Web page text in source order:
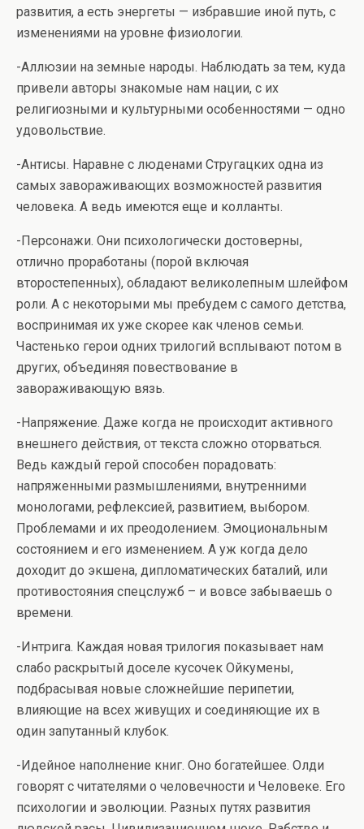
развития, а есть энергеты — избравшие иной путь, с
изменениями на уровне физиологии.
-Аллюзии на земные народы. Наблюдать за тем, куда
привели авторы знакомые нам нации, с их
религиозными и культурными особенностями — одно
удовольствие.
-Антисы. Наравне с люденами Стругацких одна из
самых завораживающих возможностей развития
человека. А ведь имеются еще и колланты.
-Персонажи. Они психологически достоверны,
отлично проработаны (порой включая
второстепенных), обладают великолепным шлейфом
роли. А с некоторыми мы пребудем с самого детства,
воспринимая их уже скорее как членов семьи.
Частенько герои одних трилогий всплывают потом в
других, объединяя повествование в
завораживающую вязь.
-Напряжение. Даже когда не происходит активного
внешнего действия, от текста сложно оторваться.
Ведь каждый герой способен порадовать:
напряженными размышлениями, внутренними
монологами, рефлексией, развитием, выбором.
Проблемами и их преодолением. Эмоциональным
состоянием и его изменением. А уж когда дело
доходит до экшена, дипломатических баталий, или
противостояния спецслужб – и вовсе забываешь о
времени.
-Интрига. Каждая новая трилогия показывает нам
слабо раскрытый доселе кусочек Ойкумены,
подбрасывая новые сложнейшие перипетии,
влияющие на всех живущих и соединяющие их в
один запутанный клубок.
-Идейное наполнение книг. Оно богатейшее. Олди
говорят с читателями о человечности и Человеке. Его
психологии и эволюции. Разных путях развития